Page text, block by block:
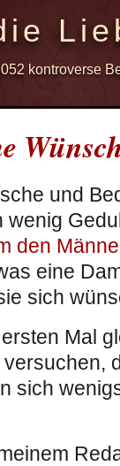
kontroverse
und
wenig
den
eine
sich
Mal
sich